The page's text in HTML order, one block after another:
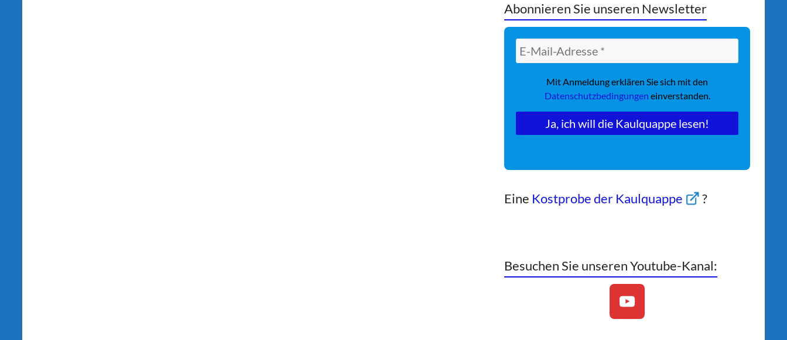
Abonnieren Sie unseren Newsletter
Mit Anmeldung erklären Sie sich mit den
Datenschutzbedingungen einverstanden.
Eine Kostprobe der Kaulquappe ?
Besuchen Sie unseren Youtube-Kanal: